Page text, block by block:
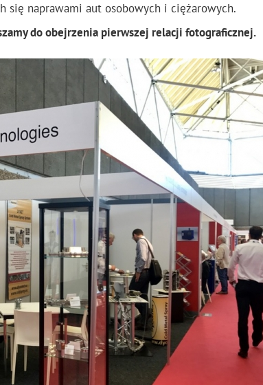
się naprawami aut osobowych i ciężarowych.
do obejrzenia pierwszej relacji fotograficznej.